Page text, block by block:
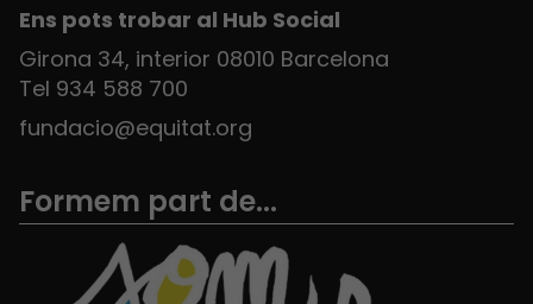
Ens pots trobar al Hub Social
Girona 34, interior 08010 Barcelona
Tel 934 588 700
fundacio@equitat.org
Formem part de...